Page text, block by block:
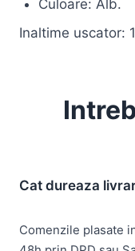
Culoare: Alb.
Inaltime uscator:
Cat dureaza
Comenzile plasate